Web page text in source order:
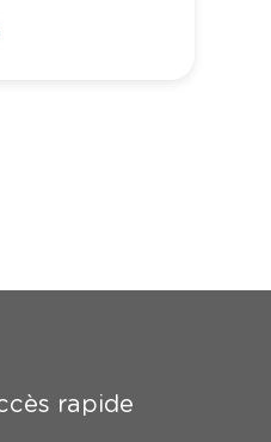
rapide